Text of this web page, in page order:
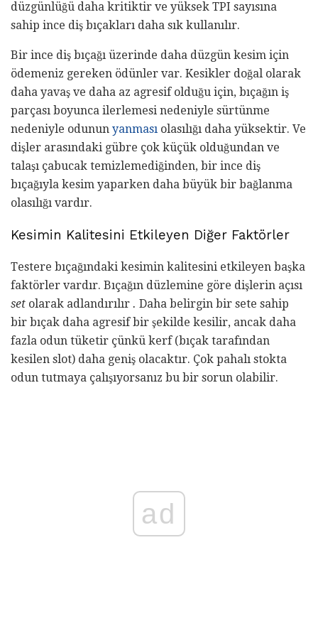
düzgünlüğü daha kritiktir ve yüksek TPI sayısına
sahip ince diş bıçakları daha sık kullanılır.
Bir ince diş bıçağı üzerinde daha düzgün kesim için
ödemeniz gereken ödünler var. Kesikler doğal olarak
daha yavaş ve daha az agresif olduğu için, bıçağın iş
parçası boyunca ilerlemesi nedeniyle sürtünme
nedeniyle odunun yanması olasılığı daha yüksektir. Ve
dişler arasındaki gübre çok küçük olduğundan ve
talaşı çabucak temizlemediğinden, bir ince diş
bıçağıyla kesim yaparken daha büyük bir bağlanma
olasılığı vardır.
Kesimin Kalitesini Etkileyen Diğer Faktörler
Testere bıçağındaki kesimin kalitesini etkileyen başka
faktörler vardır. Bıçağın düzlemine göre dişlerin açısı
set olarak adlandırılır . Daha belirgin bir sete sahip
bir bıçak daha agresif bir şekilde kesilir, ancak daha
fazla odun tüketir çünkü kerf (bıçak tarafından
kesilen slot) daha geniş olacaktır. Çok pahalı stokta
odun tutmaya çalışıyorsanız bu bir sorun olabilir.
ad